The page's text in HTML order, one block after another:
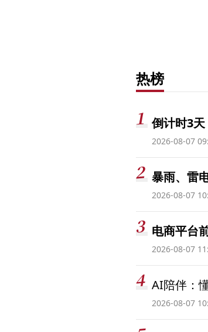
热榜
倒计时3
2026-08-07
暴雨、雷
2026-08-07
电商平台
2026-08-07
AI陪伴：
2026-08-07